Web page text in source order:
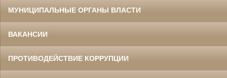
МУНИЦИПАЛЬНЫЕ ОРГАНЫ ВЛАСТИ
ВАКАНСИИ
ПРОТИВОДЕЙСТВИЕ КОРРУПЦИИ